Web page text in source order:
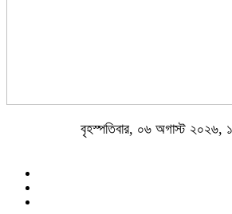
বৃহস্পতিবার, ০৬ অগাস্ট ২০২৬,